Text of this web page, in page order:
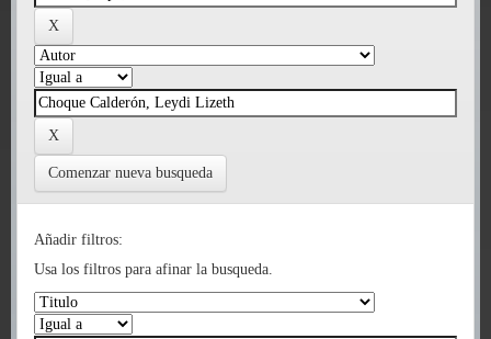
Comenzar nueva busqueda
Añadir filtros:
Usa los filtros para afinar la busqueda.